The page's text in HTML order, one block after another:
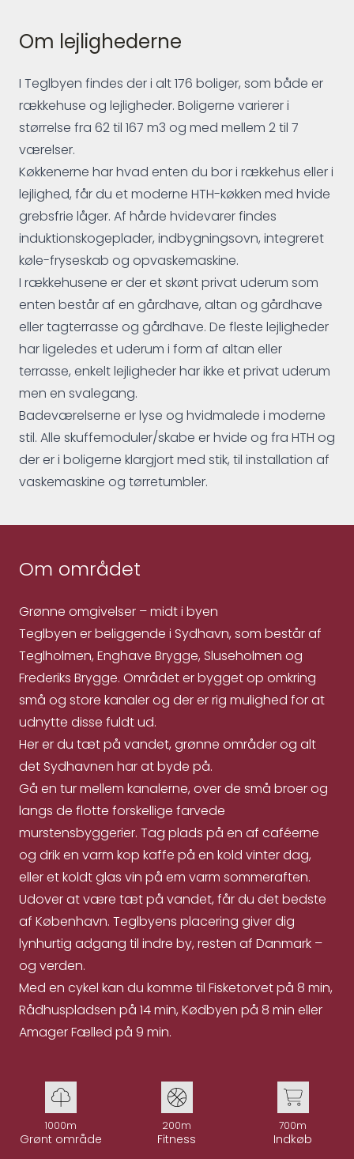
Om lejlighederne
I Teglbyen findes der i alt 176 boliger, som både er
rækkehuse og lejligheder. Boligerne varierer i
størrelse fra 62 til 167 m3 og med mellem 2 til 7
værelser.
Køkkenerne har hvad enten du bor i rækkehus eller i
lejlighed, får du et moderne HTH-køkken med hvide
grebsfrie låger. Af hårde hvidevarer findes
induktionskogeplader, indbygningsovn, integreret
køle-fryseskab og opvaskemaskine.
I rækkehusene er der et skønt privat uderum som
enten består af en gårdhave, altan og gårdhave
eller tagterrasse og gårdhave. De fleste lejligheder
har ligeledes et uderum i form af altan eller
terrasse, enkelt lejligheder har ikke et privat uderum
men en svalegang.
Badeværelserne er lyse og hvidmalede i moderne
stil. Alle skuffemoduler/skabe er hvide og fra HTH og
der er i boligerne klargjort med stik, til installation af
vaskemaskine og tørretumbler.
Om området
Grønne omgivelser – midt i byen
Teglbyen er beliggende i Sydhavn, som består af
Teglholmen, Enghave Brygge, Sluseholmen og
Frederiks Brygge. Området er bygget op omkring
små og store kanaler og der er rig mulighed for at
udnytte disse fuldt ud.
Her er du tæt på vandet, grønne områder og alt
det Sydhavnen har at byde på.
Gå en tur mellem kanalerne, over de små broer og
langs de flotte forskellige farvede
murstensbyggerier. Tag plads på en af caféerne
og drik en varm kop kaffe på en kold vinter dag,
eller et koldt glas vin på em varm sommeraften.
Udover at være tæt på vandet, får du det bedste
af København. Teglbyens placering giver dig
lynhurtig adgang til indre by, resten af Danmark –
og verden.
Med en cykel kan du komme til Fisketorvet på 8 min,
Rådhuspladsen på 14 min, Kødbyen på 8 min eller
Amager Fælled på 9 min.
1000m
Grønt område
200m
Fitness
700m
Indkøb